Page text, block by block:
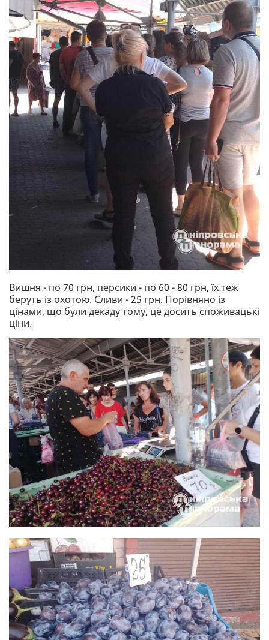
Вишня - по 70 грн, персики - по 60 - 80 грн, їх теж
беруть із охотою. Сливи - 25 грн. Порівняно із
цінами, що були декаду тому, це досить споживацькі
ціни.